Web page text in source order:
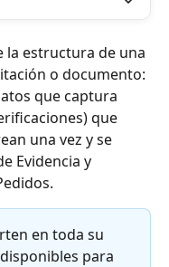
la estructura de una
o documento:
que captura
que
una vez y se
Evidencia y
en toda su
para